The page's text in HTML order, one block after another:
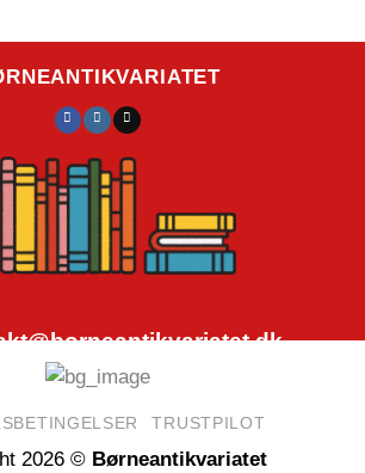
TRUSTPILOT
2026 © Børneantikvariatet